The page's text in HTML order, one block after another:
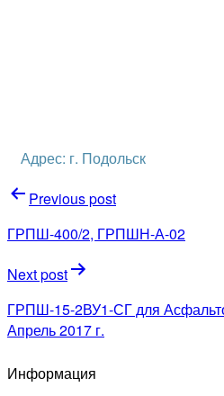
Адрес: г. Подольск
Навигация
по
записям
Previous post
ГРПШ-400/2, ГРПШН-А-02
Next post
ГРПШ-15-2ВУ1-СГ для
Апрель 2017 г.
Информация